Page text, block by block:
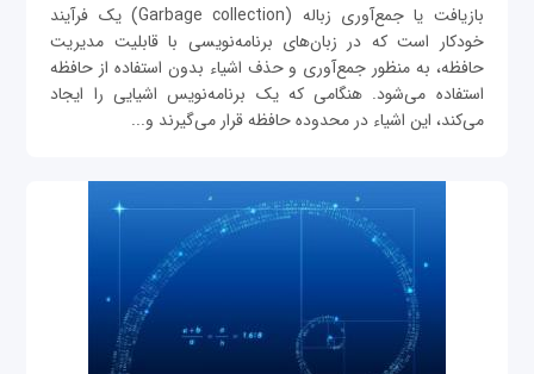
بازیافت یا جمع‌‌آوری زباله (Garbage collection) یک فرآیند
خودکار است که در زبان‌های برنامه‌نویسی با قابلیت مدیریت
حافظه، به منظور جمع‌آوری و حذف اشیاء بدون استفاده از حافظه
استفاده می‌شود. هنگامی که یک برنامه‌نویس اشیایی را ایجاد
می‌کند، این اشیاء در محدوده حافظه قرار می‌گیرند و...